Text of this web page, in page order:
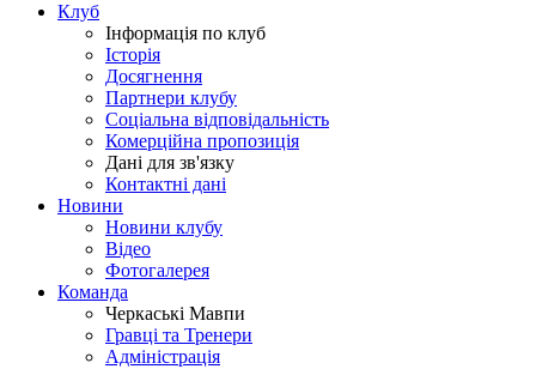
Клуб
Інформація по клуб
Історія
Досягнення
Партнери клубу
Соціальна відповідальність
Комерційна пропозиція
Дані для зв'язку
Контактні дані
Новини
Новини клубу
Відео
Фотогалерея
Команда
Черкаські Мавпи
Гравці та Тренери
Адміністрація